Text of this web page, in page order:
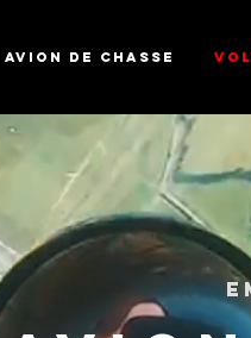
Avion de chasse